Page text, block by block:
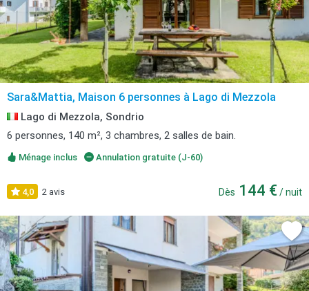
Sara&Mattia, Maison 6 personnes à Lago di Mezzola
Lago di Mezzola, Sondrio
6 personnes, 140 m², 3 chambres, 2 salles de bain.
Ménage inclus Annulation gratuite (J-60)
4,0 2 avis Dès 144 € / nuit